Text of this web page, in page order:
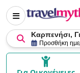
Καρπενήσι,
Προσθήκη